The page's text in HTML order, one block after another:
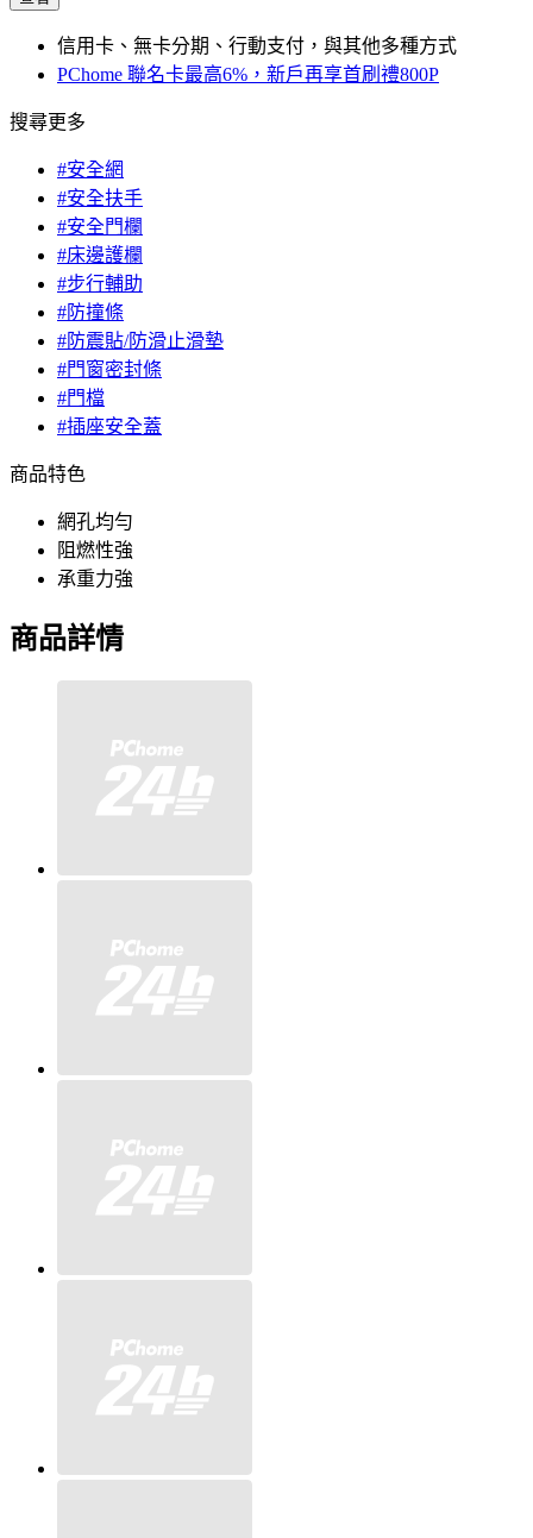
信用卡、無卡分期、行動支付，與其他多種方式
PChome 聯名卡最高6%，新戶再享首刷禮800P
搜尋更多
#安全網
#安全扶手
#安全門欄
#床邊護欄
#步行輔助
#防撞條
#防震貼/防滑止滑墊
#門窗密封條
#門檔
#插座安全蓋
商品特色
網孔均勻
阻燃性強
承重力強
商品詳情